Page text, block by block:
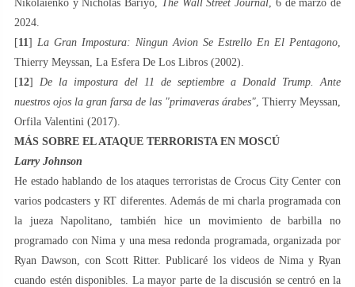
Nikolaienko y Nicholas Bariyo, The Wall Street Journal , 6 de marzo de
2024.
[11 ] La Gran Impostura: Ningun Avion Se Estrello En El Pentagono
Thierry Meyssan, La Esfera De Los Libros (2002).
[12] De la impostura del 11 de septiembre a Donald Trump. Ante
nuestros ojos la gran farsa de las "primaveras árabes" , Thierry Meyssan,
Orfila Valentini (2017).
MÁS SOBRE EL ATAQUE TERRORISTA EN MOSCÚ
Larry Johnson
He estado hablando de los ataques terroristas de Crocus City Center con
varios podcasters y RT diferentes. Además de mi charla programada con
la jueza Napolitano, también hice un movimiento de barbilla no
programado con Nima y una mesa redonda programada, organizada por
Ryan Dawson, con Scott Ritter. Publicaré los videos de Nima y Ryan
cuando estén disponibles. La mayor parte de la discusión se centró en la